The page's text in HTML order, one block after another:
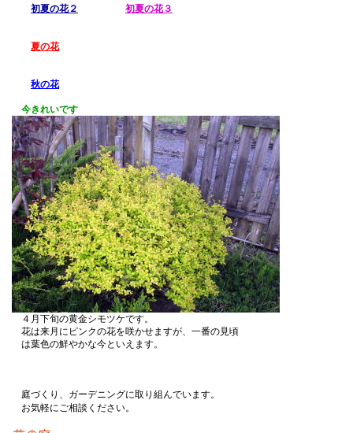
初夏の花２ 初夏の花３
夏の花
秋の花
今きれいです
４月下旬の黄金シモツケです。
花は来月にピンクの花を咲かせますが、一番の見頃
は葉色の鮮やかな今といえます。
庭づくり、ガーデニングに取り組んでいます。
お気軽にご相談ください。